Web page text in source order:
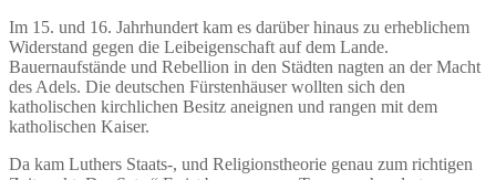
Im 15. und 16. Jahrhundert kam es darüber hinaus zu erheblichem
Widerstand gegen die Leibeigenschaft auf dem Lande.
Bauernaufstände und Rebellion in den Städten nagten an der Macht
des Adels. Die deutschen Fürstenhäuser wollten sich den
katholischen kirchlichen Besitz aneignen und rangen mit dem
katholischen Kaiser.
Da kam Luthers Staats-, und Religionstheorie genau zum richtigen